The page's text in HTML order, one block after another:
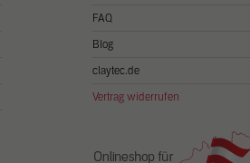
FAQ
Blog
claytec.de
Vertrag widerrufen